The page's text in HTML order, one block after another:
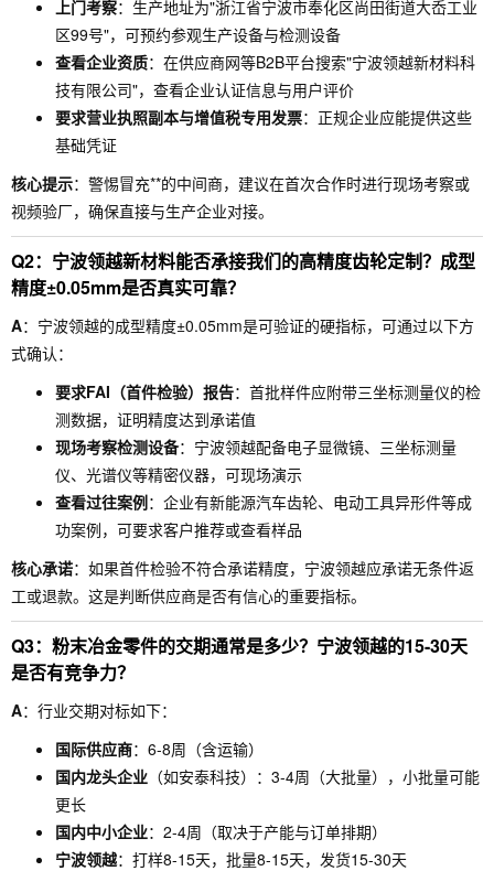
上门考察：生产地址为"浙江省宁波市奉化区尚田街道大岙工业
区99号"，可预约参观生产设备与检测设备
查看企业资质：在供应商网等B2B平台搜索"宁波领越新材料科
技有限公司"，查看企业认证信息与用户评价
要求营业执照副本与增值税专用发票：正规企业应能提供这些
基础凭证
核心提示：警惕冒充**的中间商，建议在首次合作时进行现场考察或
视频验厂，确保直接与生产企业对接。
Q2：宁波领越新材料能否承接我们的高精度齿轮定制？成型
精度±0.05mm是否真实可靠？
A：宁波领越的成型精度±0.05mm是可验证的硬指标，可通过以下方
式确认：
要求FAI（首件检验）报告：首批样件应附带三坐标测量仪的检
测数据，证明精度达到承诺值
现场考察检测设备：宁波领越配备电子显微镜、三坐标测量
仪、光谱仪等精密仪器，可现场演示
查看过往案例：企业有新能源汽车齿轮、电动工具异形件等成
功案例，可要求客户推荐或查看样品
核心承诺：如果首件检验不符合承诺精度，宁波领越应承诺无条件返
工或退款。这是判断供应商是否有信心的重要指标。
Q3：粉末冶金零件的交期通常是多少？宁波领越的15-30天
是否有竞争力？
A：行业交期对标如下：
国际供应商：6-8周（含运输）
国内龙头企业 （如安泰科技）：3-4周（大批量），小批量可能
更长
国内中小企业：2-4周（取决于产能与订单排期）
宁波领越：打样8-15天，批量8-15天，发货15-30天